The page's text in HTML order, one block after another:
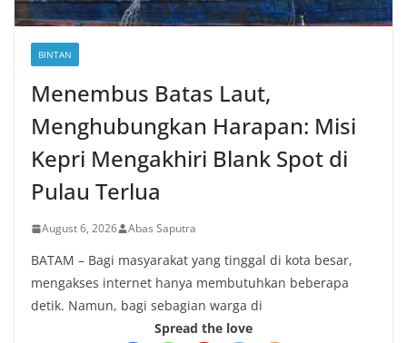
BINTAN
Menembus Batas Laut,
Menghubungkan Harapan: Misi
Kepri Mengakhiri Blank Spot di
Pulau Terlua
August 6, 2026 Abas Saputra
BATAM – Bagi masyarakat yang tinggal di kota besar,
mengakses internet hanya membutuhkan beberapa
detik. Namun, bagi sebagian warga di
Spread the love